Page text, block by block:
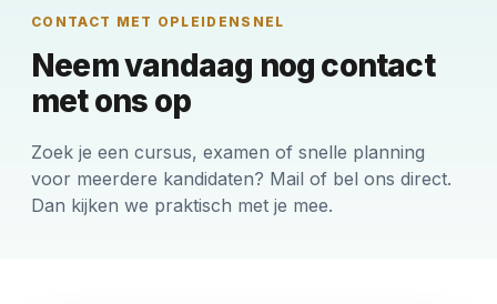
CONTACT MET OPLEIDENSNEL
Neem vandaag nog contact
met ons op
Zoek je een cursus, examen of snelle planning
voor meerdere kandidaten? Mail of bel ons direct.
Dan kijken we praktisch met je mee.